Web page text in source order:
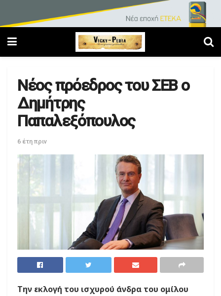
Νέος πρόεδρος του ΣΕΒ ο
Δημήτρης
Παπαλεξόπουλος
6 έτη πριν
Την εκλογή του ισχυρού άνδρα του ομίλου